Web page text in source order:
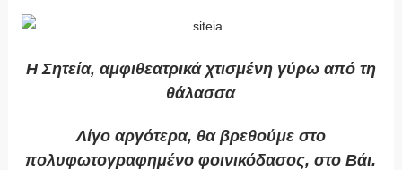
Η Σητεία, αμφιθεατρικά χτισμένη γύρω από τη
θάλασσα
Λίγο αργότερα, θα βρεθούμε στο
πολυφωτογραφημένο φοινικόδασος, στο Βάι.